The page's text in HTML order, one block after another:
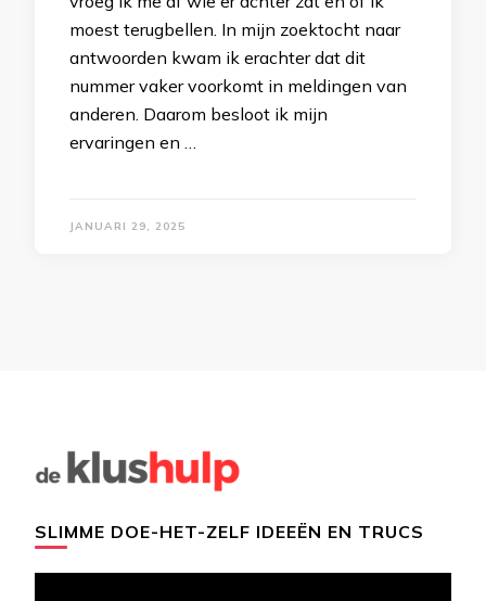
moest terugbellen. In mijn zoektocht naar
antwoorden kwam ik erachter dat dit
nummer vaker voorkomt in meldingen van
anderen. Daarom besloot ik mijn
ervaringen en …
JANUARI 29, 2025
SLIMME DOE-HET-ZELF IDEEËN EN TRUCS